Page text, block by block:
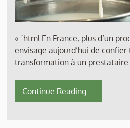
« `html En France, plus d’un
envisage aujourd’hui de
transformation à un prestataire
Continue Reading....